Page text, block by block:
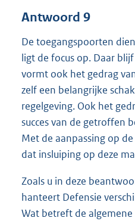
Antwoord 9
De toegangspoorten
ligt de focus op. Daar
vormt ook het gedrag
zelf een belangrijke
regelgeving. Ook het
succes van de getroffen
Met de aanpassing op
dat insluiping op deze
Zoals u in deze
hanteert Defensie
Wat betreft de